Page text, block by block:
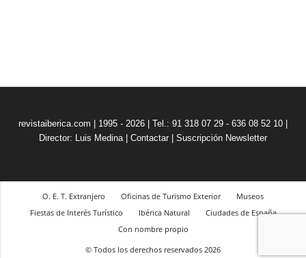
revistaiberica.com | 1995 - 2026 | Tel.: 91 318 07 29 - 636 08 52 10 |
Director: Luis Medina| Contactar Suscripción Newsletter
O. E. T. Extranjero Oficinas de Turismo Exterior
Museos
Fiestas de Interés Turístico
Ibérica Natural
Ciudades de España
Con nombre propio
© Todos los derechos reservados 2026